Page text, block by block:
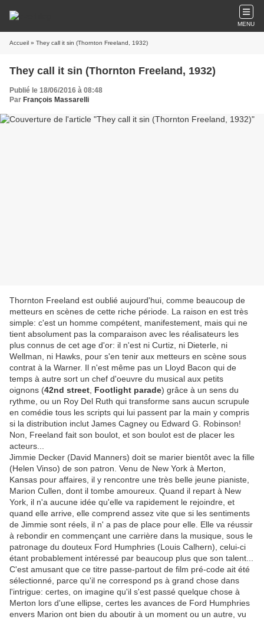
MENU
Accueil » They call it sin (Thornton Freeland, 1932)
They call it sin (Thornton Freeland, 1932)
Publié le 18/06/2016 à 08:48
Par François Massarelli
Thornton Freeland est oublié aujourd'hui, comme beaucoup de
metteurs en scènes de cette riche période. La raison en est très
simple: c'est un homme compétent, manifestement, mais qui ne
tient absolument pas la comparaison avec les réalisateurs les
plus connus de cet age d'or: il n'est ni Curtiz, ni Dieterle, ni
Wellman, ni Hawks, pour s'en tenir aux metteurs en scène sous
contrat à la Warner. Il n'est même pas un Lloyd Bacon qui de
temps à autre sort un chef d'oeuvre du musical aux petits
oignons (42nd street Footlight parade) grâce à un sens du
rythme, ou un Roy Del Ruth qui transforme sans aucun scrupule
en comédie tous les scripts qui lui passent par la main y compris
si la distribution inclut James Cagney ou Edward G. Robinson!
Non, Freeland fait son boulot, et son boulot est de placer les
acteurs...
Jimmie Decker (David Manners) doit se marier bientôt avec la fille
(Helen Vinso) de son patron. Venu de New York à Merton,
Kansas pour affaires, il y rencontre une très belle jeune pianiste,
Marion Cullen, dont il tombe amoureux. Quand il repart à New
York, il n'a aucune idée qu'elle va rapidement le rejoindre, et
quand elle arrive, elle comprend assez vite que si les sentiments
de Jimmie sont réels, il n' a pas de place pour elle. Elle va réussir
à rebondir en commençant une carrière dans la musique, sous le
patronage du douteux Ford Humphries (Louis Calhern), celui-ci
étant probablement intéressé par beaucoup plus que son talent...
C'est amusant que ce titre passe-partout de film pré-code ait été
sélectionné, parce qu'il ne correspond ps à grand chose dans
l'intrigue: certes, on imagine qu'il s'est passé quelque chose à
Merton lors d'une ellipse, certes les avances de Ford Humphries
envers Marion ont bien du aboutir à un moment ou un autre, vu